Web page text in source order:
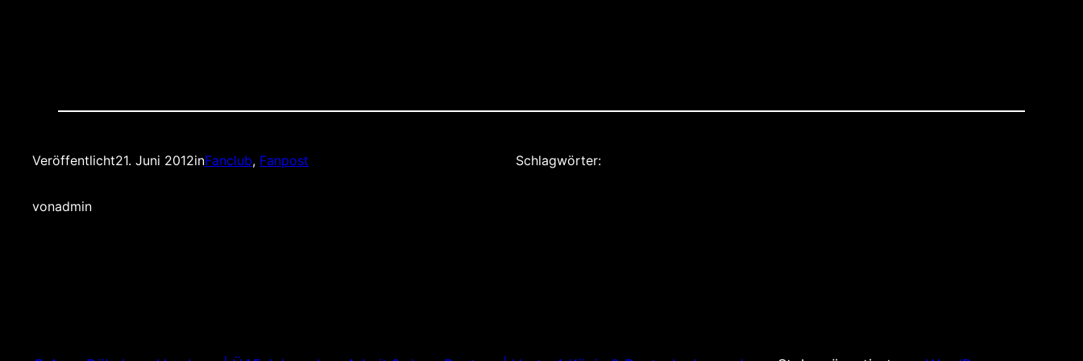
Veröffentlicht21. Juni 2012inFanclub, Fanpost
vonadmin
Schlagwörter: